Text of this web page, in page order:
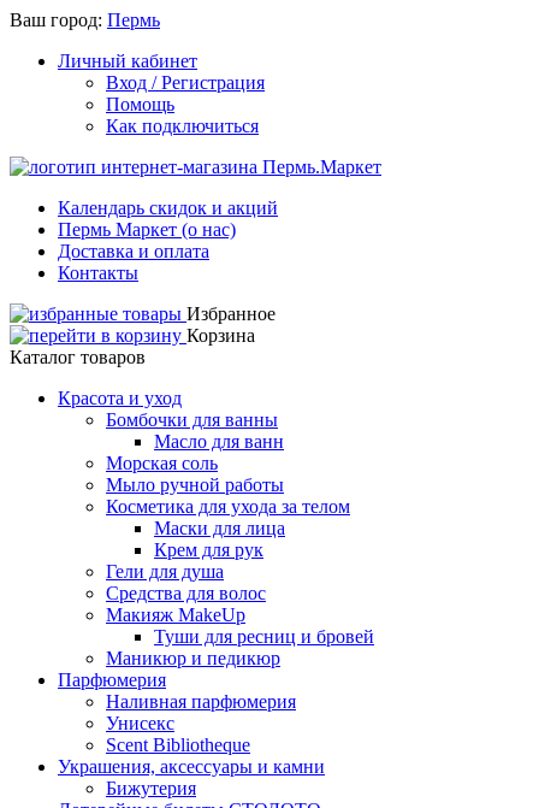
Ваш город: Пермь
Личный кабинет
Вход / Регистрация
Помощь
Как подключиться
Календарь скидок и акций
Пермь Маркет (о нас)
Доставка и оплата
Контакты
Избранное
Корзина
Каталог товаров
Красота и уход
Бомбочки для ванны
Масло для ванн
Морская соль
Мыло ручной работы
Косметика для ухода за телом
Маски для лица
Крем для рук
Гели для душа
Средства для волос
Макияж MakeUp
Туши для ресниц и бровей
Маникюр и педикюр
Парфюмерия
Наливная парфюмерия
Унисекс
Scent Bibliotheque
Украшения, аксессуары и камни
Бижутерия